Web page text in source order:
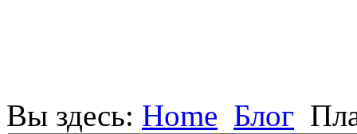
Вы здесь: Home Блог